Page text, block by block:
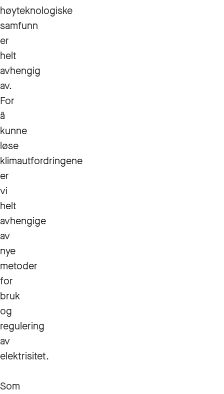
høyteknologiske
samfunn
er
helt
avhengig
av.
For
å
kunne
løse
klimautfordringene
er
vi
helt
avhengige
av
nye
metoder
for
bruk
og
regulering
av
elektrisitet.
Som